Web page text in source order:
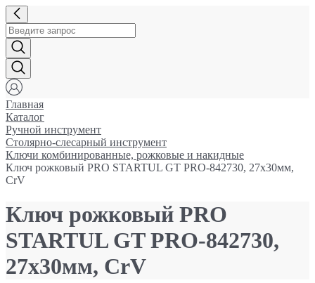
Главная
Каталог
Ручной инструмент
Столярно-слесарный инструмент
Ключи комбинированные, рожковые и накидные
Ключ рожковый PRO STARTUL GT PRO-842730, 27х30мм,
CrV
Ключ рожковый PRO
STARTUL GT PRO-842730,
27х30мм, CrV